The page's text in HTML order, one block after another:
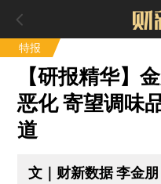
特报
【研报精华】
恶化 寄望调味
道
文｜财新数据 李金